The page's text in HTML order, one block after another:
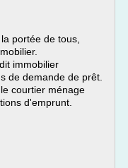
portée de tous,
immobilier
de demande de prêt.
courtier ménage
d'emprunt.